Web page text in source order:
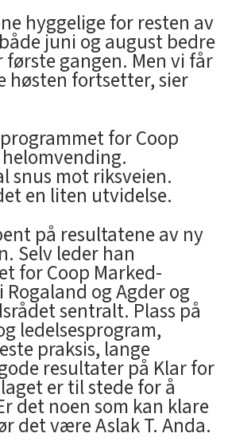
hyggelige for resten av
juni og august bedre
første gangen. Men vi får
høsten fortsetter, sier
for Coop
snus mot riksveien.
en liten utvidelse.
på resultatene av ny
Selv leder han
for Coop Marked-
og Agder og
sentralt. Plass på
ledelsesprogram,
praksis, lange
resultater på Klar for
er til stede for å
det noen som kan klare
det være Aslak T. Anda.